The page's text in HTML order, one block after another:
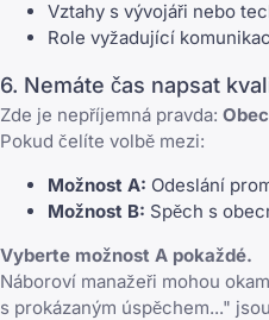
Vztahy s vývojáři nebo
Role vyžadující
6. Nemáte čas napsat
Zde je nepříjemná pravda:
Pokud čelíte volbě mezi:
Možnost A: Odeslání
Možnost B: Spěch s
Vyberte možnost A pokaždé.
Náboroví manažeři mohou
s prokázaným úspěchem..."